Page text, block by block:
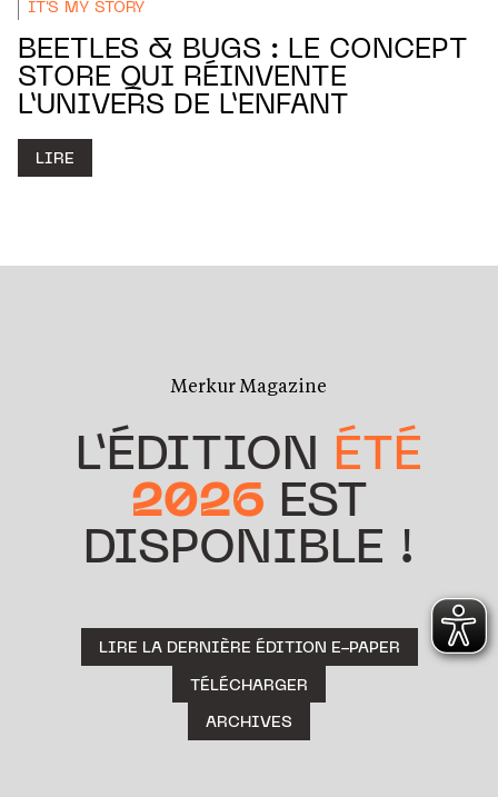
IT'S MY STORY
BEETLES & BUGS : LE CONCEPT
STORE QUI RÉINVENTE
L’UNIVERS DE L’ENFANT
LIRE
Merkur Magazine
L’ÉDITION ÉTÉ
2026 EST
DISPONIBLE !
LIRE LA DERNIÈRE ÉDITION E-PAPER
TÉLÉCHARGER
ARCHIVES